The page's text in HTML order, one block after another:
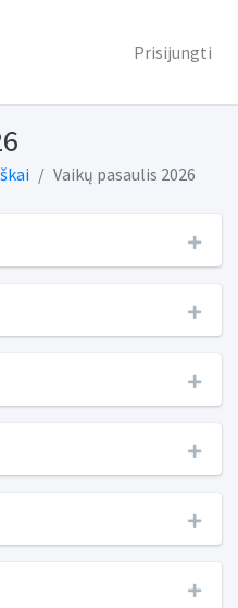
Prisijungti
Vaikų pasaulis 2026